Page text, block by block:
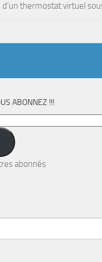
d’un thermostat virtuel
ABONNEZ !!!
abonnés